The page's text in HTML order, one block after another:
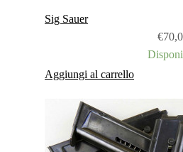
Sig Sauer
€
Aggiungi al carrello